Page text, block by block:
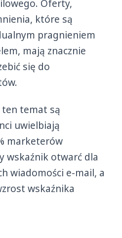
Oferty,
które są
pragnieniem
mają znacznie
się do
ten temat są
uwielbiają
marketerów
wskaźnik otwarć dla
wiadomości e-mail, a
wskaźnika